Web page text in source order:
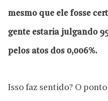
mesmo que ele fosse
gente estaria julgando
pelos atos dos 0,006%.
Isso faz sentido? O